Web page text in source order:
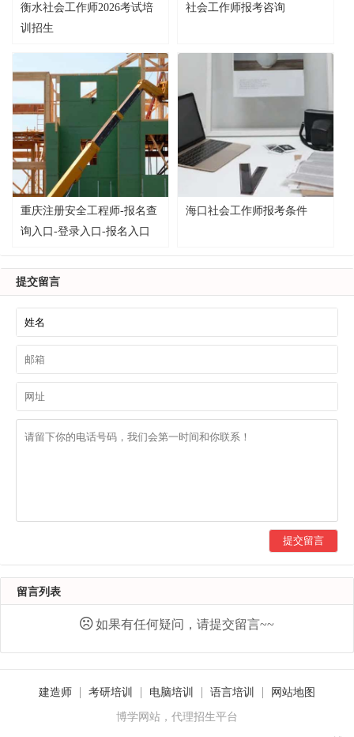
衡水社会工作师2026考试培
训招生
社会工作师报考咨询
重庆注册安全工程师-报名查
询入口-登录入口-报名入口
海口社会工作师报考条件
提交留言
提交留言
留言列表
如果有任何疑问，请提交留言~~
建造师 考研培训 电脑培训 语言培训 网站地图
博学网站，代理招生平台